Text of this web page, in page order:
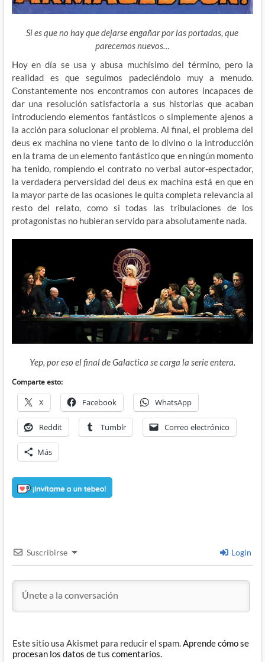
Si es que no hay que dejarse engañar por las portadas, que
parecemos nuevos…
Hoy en día se usa y abusa muchísimo del término, pero la
realidad es que seguimos padeciéndolo muy a menudo.
Constantemente nos encontramos con autores incapaces de
dar una resolución satisfactoria a sus historias que acaban
introduciendo elementos fantásticos o simplemente ajenos a
la acción para solucionar el problema. Al final, el problema del
deus ex machina no viene tanto de lo divino o la introducción
en la trama de un elemento fantástico que en ningún momento
ha tenido, rompiendo el contrato no verbal autor-espectador,
la verdadera perversidad del deus ex machina está en que en
la mayor parte de las ocasiones le quita completa relevancia al
resto del relato, como si todas las tribulaciones de los
protagonistas no hubieran servido para absolutamente nada.
Yep, por eso el final de Galactica se carga la serie entera.
Comparte esto:
X Facebook WhatsApp
Reddit Tumblr Correo electrónico
Más
Suscribirse Login
Este sitio usa Akismet para reducir el spam.Aprende cómo se
procesan los datos de tus comentarios.